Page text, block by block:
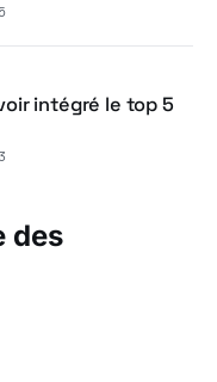
intégré le top 5
des